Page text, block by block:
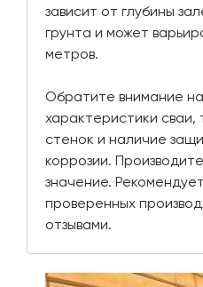
зависит от глубины
грунта и может
метров.
Обратите внимание
характеристики сваи,
стенок и наличие
коррозии.
значение.
проверенных
отзывами.